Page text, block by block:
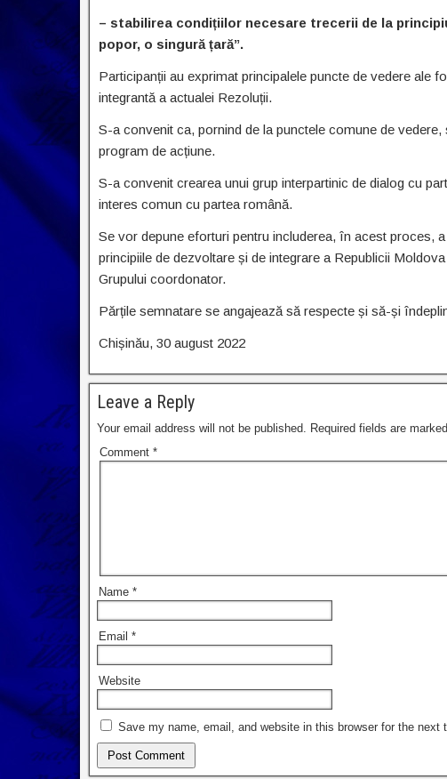
– stabilirea condițiilor necesare trecerii de la
popor, o singură țară”.
Participanții au exprimat principalele puncte de vedere ale
integrantă a actualei Rezoluții.
S-a convenit ca, pornind de la punctele comune de
program de acțiune.
S-a convenit crearea unui grup interpartinic de dialog cu
interes comun cu partea română.
Se vor depune eforturi pentru includerea, în acest proces,
principiile de dezvoltare și de integrare a Republicii
Grupului coordonator.
Părțile semnatare se angajează să respecte și să-și
Chișinău, 30 august 2022
Leave a Reply
Your email address will not be published. Required fields are marked
Comment *
Name *
Email *
Website
Save my name, email, and website in this browser for the next